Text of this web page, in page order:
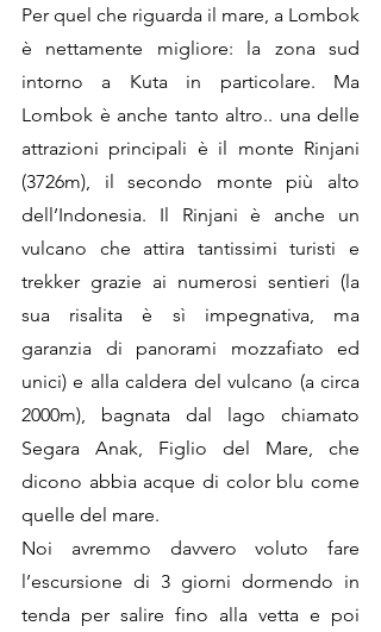
Per quel che riguarda il mare, a Lombok
è nettamente migliore: la zona sud
intorno a Kuta in particolare. Ma
Lombok è anche tanto altro.. una delle
attrazioni principali è il monte Rinjani
(3726m), il secondo monte più alto
dell’Indonesia. Il Rinjani è anche un
vulcano che attira tantissimi turisti e
trekker grazie ai numerosi sentieri (la
sua risalita è sì impegnativa, ma
garanzia di panorami mozzafiato ed
unici) e alla caldera del vulcano (a circa
2000m), bagnata dal lago chiamato
Segara Anak, Figlio del Mare, che
dicono abbia acque di color blu come
quelle del mare.
Noi avremmo davvero voluto fare
l’escursione di 3 giorni dormendo in
tenda per salire fino alla vetta e poi